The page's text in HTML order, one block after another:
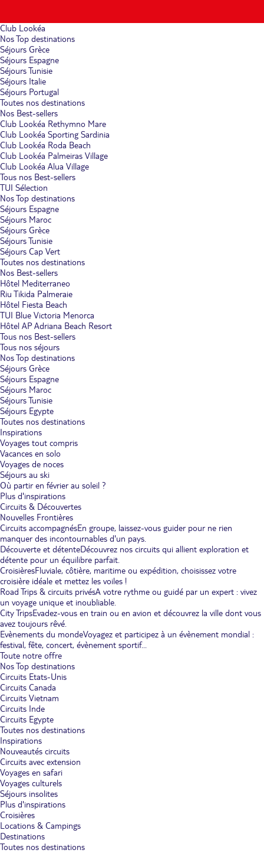
Club Lookéa
Nos Top destinations
Séjours Grèce
Séjours Espagne
Séjours Tunisie
Séjours Italie
Séjours Portugal
Toutes nos destinations
Nos Best-sellers
Club Lookéa Rethymno Mare
Club Lookéa Sporting Sardinia
Club Lookéa Roda Beach
Club Lookéa Palmeiras Village
Club Lookéa Alua Village
Tous nos Best-sellers
TUI Sélection
Nos Top destinations
Séjours Espagne
Séjours Maroc
Séjours Grèce
Séjours Tunisie
Séjours Cap Vert
Toutes nos destinations
Nos Best-sellers
Hôtel Mediterraneo
Riu Tikida Palmeraie
Hôtel Fiesta Beach
TUI Blue Victoria Menorca
Hôtel AP Adriana Beach Resort
Tous nos Best-sellers
Tous nos séjours
Nos Top destinations
Séjours Grèce
Séjours Espagne
Séjours Maroc
Séjours Tunisie
Séjours Egypte
Toutes nos destinations
Inspirations
Voyages tout compris
Vacances en solo
Voyages de noces
Séjours au ski
Où partir en février au soleil ?
Plus d'inspirations
Circuits & Découvertes
Nouvelles Frontières
Circuits accompagnésEn groupe, laissez-vous guider pour ne rien
manquer des incontournables d'un pays.
Découverte et détenteDécouvrez nos circuits qui allient exploration et
détente pour un équilibre parfait.
CroisièresFluviale, côtière, maritime ou expédition, choisissez votre
croisière idéale et mettez les voiles !
Road Trips & circuits privésA votre rythme ou guidé par un expert : vivez
un voyage unique et inoubliable.
City TripsEvadez-vous en train ou en avion et découvrez la ville dont vous
avez toujours rêvé.
Evènements du mondeVoyagez et participez à un évènement mondial :
festival, fête, concert, évènement sportif...
Toute notre offre
Nos Top destinations
Circuits Etats-Unis
Circuits Canada
Circuits Vietnam
Circuits Inde
Circuits Egypte
Toutes nos destinations
Inspirations
Nouveautés circuits
Circuits avec extension
Voyages en safari
Voyages culturels
Séjours insolites
Plus d'inspirations
Croisières
Locations & Campings
Destinations
Toutes nos destinations